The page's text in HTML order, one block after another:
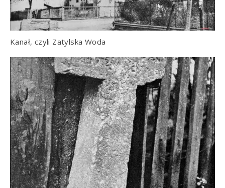
Kanał, czyli Zatylska Woda